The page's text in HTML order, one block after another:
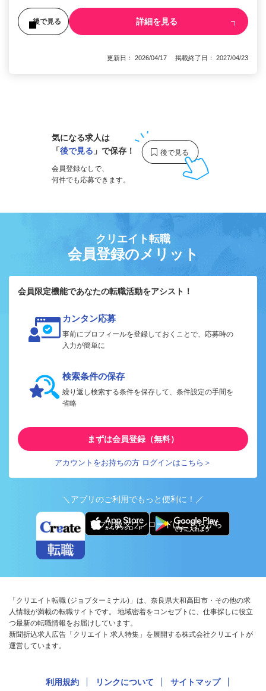
後で見る 詳細を見る
更新日： 2026/04/17 掲載終了日： 2027/04/23
気になる求人は
「後で見る 」で保存！
会員登録なしで、
何件でも応募できます。
クリエイト転職
会員登録のメリット
会員限定機能であなたの転職活動をアシスト！
カンタン応募
事前にプロフィールを登録しておくことで、応募時の
入力が簡単に
検索条件の保存
繰り返し検索する条件を保存して、条件設定の手間を
省略
まずは会員登録（無料）
アカウントをお持ちの方 ログインはこちら＞
＼アプリのご利用でもっと便利に！／
アプリ版ダウンロードはこちらから
「クリエイト転職 (ジョブターミナル)」は、奈良県大和高田市・その他の求
人情報が満載の転職サイトです。 地域密着をコンセプトに、仕事探しに役立
つ最新の転職情報をお届けしています。
新聞折込求人広告「クリエイト 求人特集」を展開する株式会社クリエイトが
運営しています。
利用規約 リンクについて サイトマップ